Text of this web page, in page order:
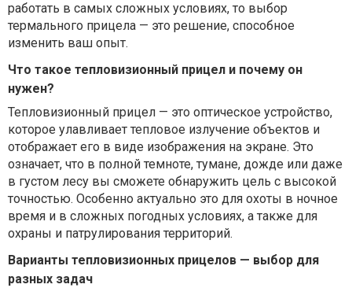
работать в самых сложных условиях, то выбор
термального прицела — это решение, способное
изменить ваш опыт.
Что такое тепловизионный прицел и почему он
нужен?
Тепловизионный прицел — это оптическое устройство,
которое улавливает тепловое излучение объектов и
отображает его в виде изображения на экране. Это
означает, что в полной темноте, тумане, дожде или даже
в густом лесу вы сможете обнаружить цель с высокой
точностью. Особенно актуально это для охоты в ночное
время и в сложных погодных условиях, а также для
охраны и патрулирования территорий.
Варианты тепловизионных прицелов — выбор для
разных задач